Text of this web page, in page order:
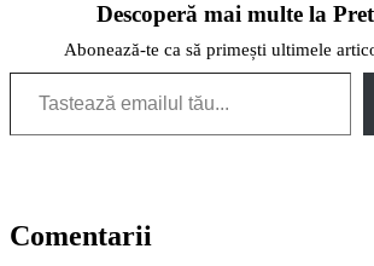
Descoperă mai multe la
Abonează-te ca să primești ultimele
Tastează emailul tău...
Comentarii